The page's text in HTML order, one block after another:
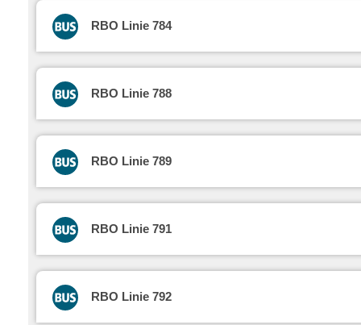
RBO Linie 784
RBO Linie 788
RBO Linie 789
RBO Linie 791
RBO Linie 792